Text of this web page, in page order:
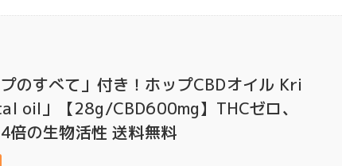
のすべて」付き！ホップCBDオイル Kri
oil」【28g/CBD600mg】THCゼロ、
倍の生物活性 送料無料